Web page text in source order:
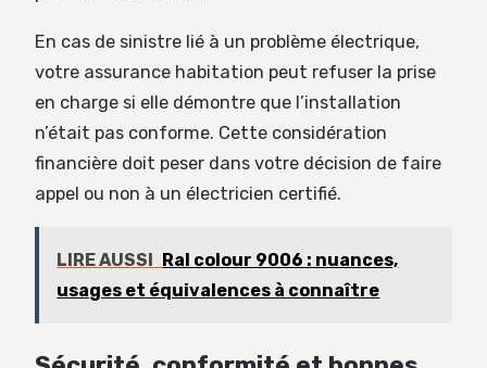
En cas de sinistre lié à un problème électrique,
votre assurance habitation peut refuser la prise
en charge si elle démontre que l’installation
n’était pas conforme. Cette considération
financière doit peser dans votre décision de faire
appel ou non à un électricien certifié.
LIRE AUSSI Ral colour 9006 : nuances,
usages et équivalences à connaître